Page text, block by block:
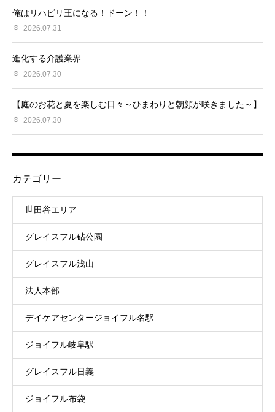
俺はリハビリ王になる！ドーン！！
2026.07.31
進化する介護業界
2026.07.30
【庭のお花と夏を楽しむ日々～ひまわりと朝顔が咲きました～】
2026.07.30
カテゴリー
世田谷エリア
グレイスフル砧公園
グレイスフル浅山
法人本部
デイケアセンタージョイフル名駅
ジョイフル岐阜駅
グレイスフル日義
ジョイフル布袋